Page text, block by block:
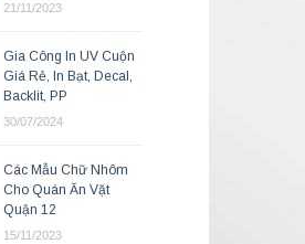
21/11/2023
Gia Công In UV Cuộn
Giá Rẻ, In Bạt, Decal,
Backlit, PP
30/07/2024
Các Mẫu Chữ Nhôm
Cho Quán Ăn Vặt
Quận 12
15/11/2023